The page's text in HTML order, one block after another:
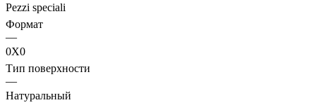
Pezzi speciali
Формат
—
0X0
Тип поверхности
—
Натуральный